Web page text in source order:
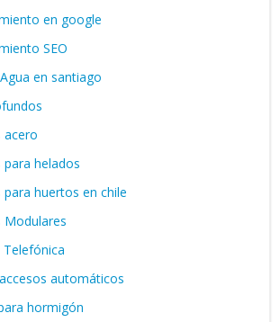
en google
SEO
en santiago
acero
helados
huertos en chile
Modulares
Telefónica
automáticos
hormigón